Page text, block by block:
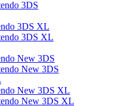
3DS
3DS XL
3DS XL
New 3DS
New 3DS
New 3DS XL
New 3DS XL